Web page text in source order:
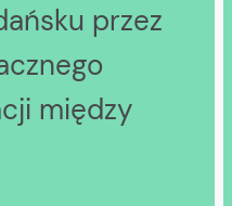
przez
między